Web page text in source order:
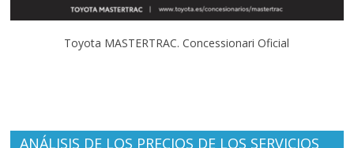
Toyota MASTERTRAC. Concessionari Oficial
ANÁLISIS DE LOS PRECIOS DE LOS SERVICIOS